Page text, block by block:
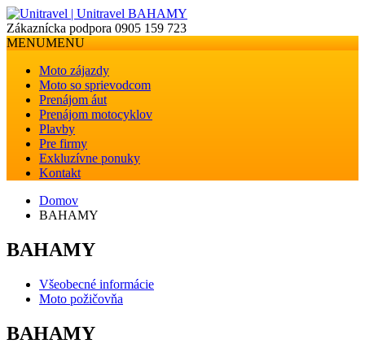
Zákaznícka podpora 0905 159 723
MENUMENU
Moto zájazdy
Moto so sprievodcom
Prenájom áut
Prenájom motocyklov
Plavby
Pre firmy
Exkluzívne ponuky
Kontakt
Domov
BAHAMY
BAHAMY
Všeobecné informácie
Moto požičovňa
BAHAMY